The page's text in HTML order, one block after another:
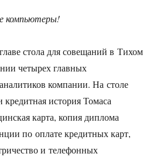
компьютеры!
стола для совещаний в Тихом
четырех главных
компании. На столе
история Томаса
карта, копия диплома
по оплате кредитных карт,
и телефонных